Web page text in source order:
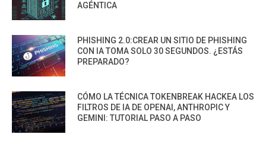
AGÉNTICA
PHISHING 2.0:CREAR UN SITIO DE PHISHING
CON IA TOMA SOLO 30 SEGUNDOS. ¿ESTÁS
PREPARADO?
CÓMO LA TÉCNICA TOKENBREAK HACKEA LOS
FILTROS DE IA DE OPENAI, ANTHROPIC Y
GEMINI: TUTORIAL PASO A PASO